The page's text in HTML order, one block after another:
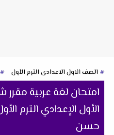
الصف الاول الاعدادى الترم الأول
امتحان لغة عربية
حسن